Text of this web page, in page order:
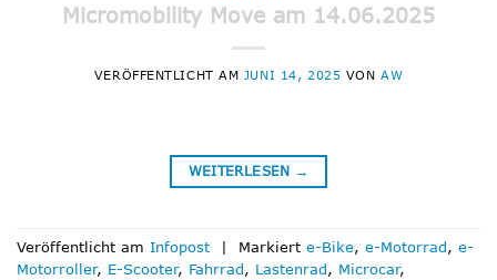
Micromobility Move am 14.06.2025
VERÖFFENTLICHT AM JUNI 14, 2025 VON AW
WEITERLESEN →
Veröffentlicht am Infopost | Markiert e-Bike, e-Motorrad, e-
Motorroller, E-Scooter, Fahrrad, Lastenrad, Microcar,